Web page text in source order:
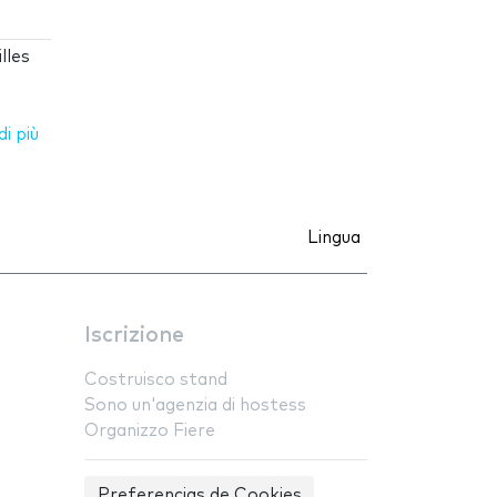
più
Lingua
Iscrizione
Costruisco stand
Sono un'agenzia di hostess
Organizzo Fiere